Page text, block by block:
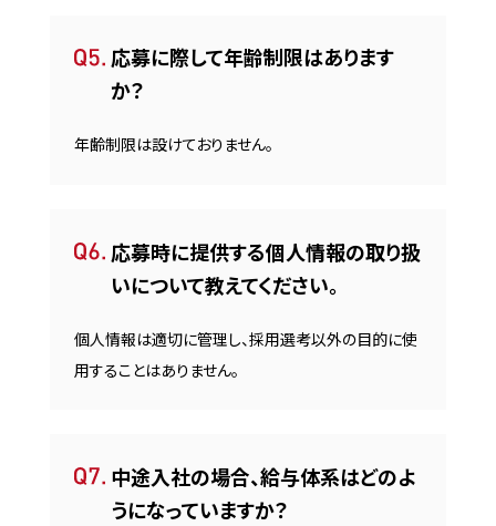
応募に際して年齢制限はあります
か？
年齢制限は設けておりません。
応募時に提供する個人情報の取り扱
いについて教えてください。
個人情報は適切に管理し、採用選考以外の目的に使
用することはありません。
中途入社の場合、給与体系はどのよ
うになっていますか？